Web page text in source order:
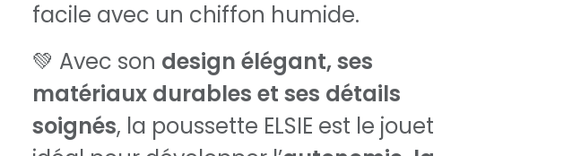
facile avec un chiffon humide.
💚 Avec son design élégant, ses
matériaux durables et ses détails
soignés, la poussette ELSIE est le jouet